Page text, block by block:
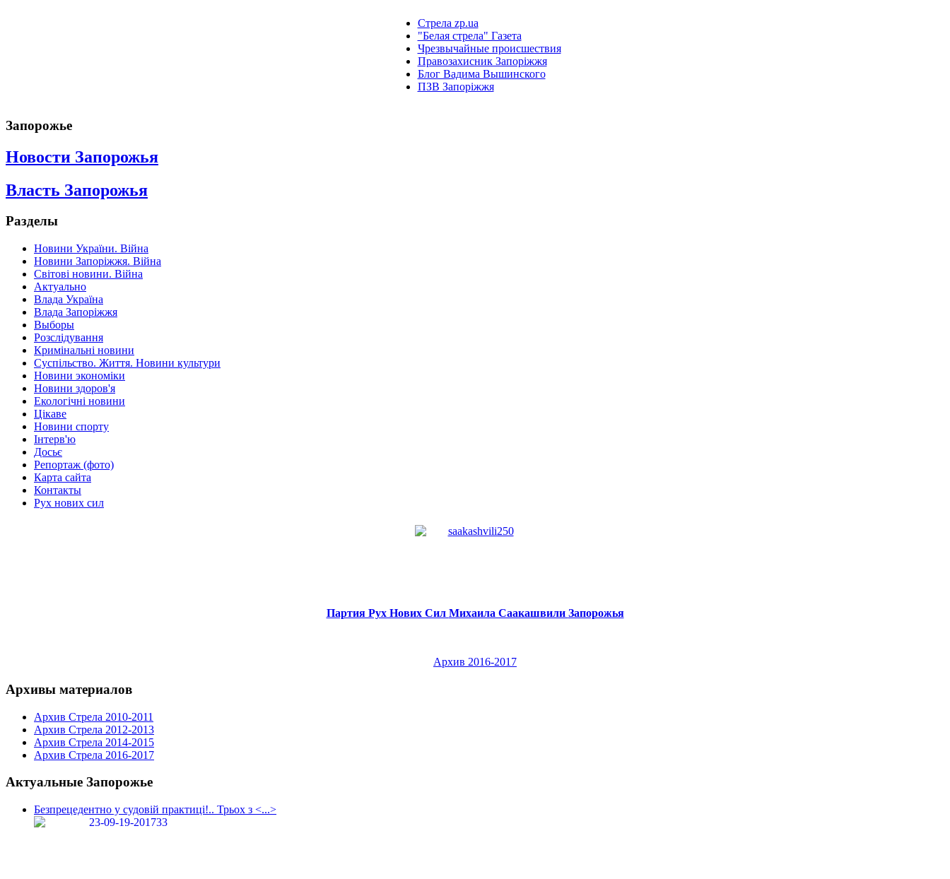
Стрела zp.ua
"Белая стрела" Газета
Чрезвычайные происшествия
Правозахисник Запоріжжя
Блог Вадима Вышинского
ПЗВ Запоріжжя
Запорожье
Новости Запорожья
Власть Запорожья
Разделы
Новини України. Війна
Новини Запоріжжя. Війна
Світові новини. Війна
Актуально
Влада Україна
Влада Запоріжжя
Выборы
Розслідування
Кримінальні новини
Суспільство. Життя. Новини культури
Новини экономіки
Новини здоров'я
Екологічні новини
Цікаве
Новини спорту
Інтерв'ю
Досьє
Репортаж (фото)
Карта сайта
Контакты
Рух нових сил
Партия Рух Нових Сил Михаила Саакашвили Запорожья
Архив 2016-2017
Архивы материалов
Архив Стрела 2010-2011
Архив Стрела 2012-2013
Архив Стрела 2014-2015
Архив Стрела 2016-2017
Актуальные Запорожье
Безпрецедентно у судовій практиці!.. Трьох з <...>